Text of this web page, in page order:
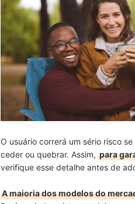
O usuário correrá um sério risco
ceder ou quebrar. Assim, para
verifique esse detalhe antes de
A maioria dos modelos do